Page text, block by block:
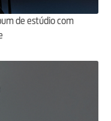
de estúdio com